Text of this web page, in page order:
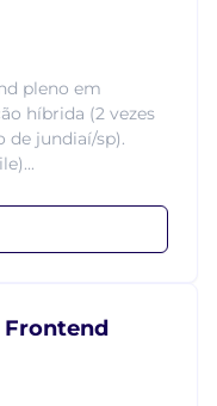
pleno em
híbrida (2 vezes
de jundiaí/sp).
Frontend